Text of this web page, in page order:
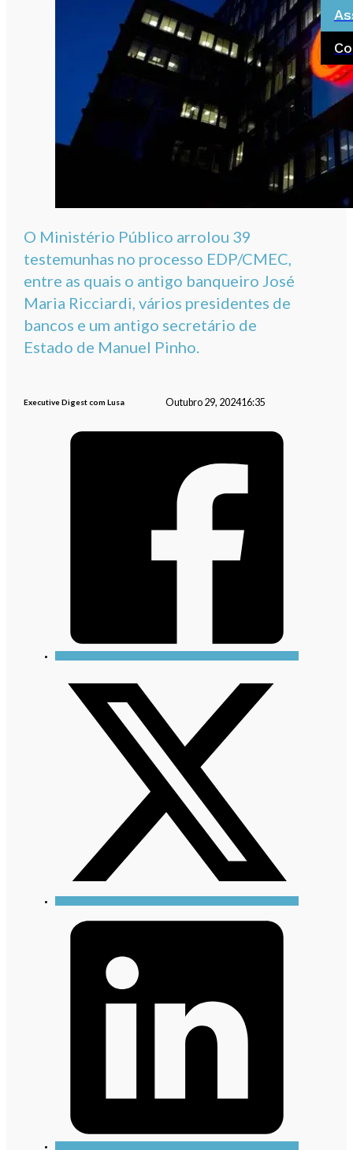
O Ministério Público arrolou 39
testemunhas no processo EDP/CMEC,
entre as quais o antigo banqueiro José
Maria Ricciardi, vários presidentes de
bancos e um antigo secretário de
Estado de Manuel Pinho.
Executive Digest com Lusa Outubro 29, 202416:35